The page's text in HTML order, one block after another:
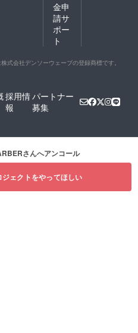
金申
請サ
ポー
ト
株式会社デンソーウェーブの登録商標です。
採用情
報
パートナー
募集
さんへアンコール
ジェクトをやってほしい